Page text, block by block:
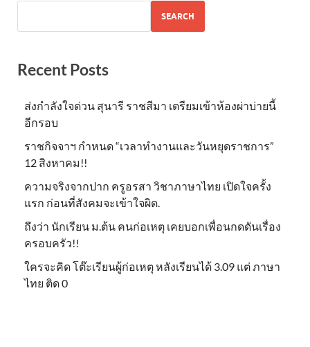
SEARCH
Recent Posts
ส่งกำลังใจด่วน สุนารี ราชสีมา เตรียมเข้าห้องผ่าบ่ายนี้
อีกรอบ
ราชกิจจาฯ กำหนด “เวลาทำงานและวันหยุดราชการ”
12 สิงหาคม!!
ความจริงจากปาก ครูอรสา วิชาภาษาไทย เปิดใจครั้ง
แรก ก่อนที่สังคมจะเข้าใจผิด.
ถึงว่า นักเรียน ม.ต้น คนก่อเหตุ เคยบอกเพื่อนกดดันเรื่อง
ครอบครัว!!
ใครจะคิด โต๊ะเรียนผู้ก่อเหตุ หลังเรียนได้ 3.09 แต่ ภาษา
ไทย ติด 0